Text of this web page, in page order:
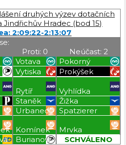
druhých výzev dotačních
Hradec (bod 15)
2:09:22-2:13:07
Proti: 0
Neúčast: 2
Votava
Pokorný
Vytiska
Prokýšek
Rytíř
Vyhlídka
Staněk
Žižka
Urbanec
Spatzierer
Komínek
Mrvka
Burianová
SCHVÁLENO